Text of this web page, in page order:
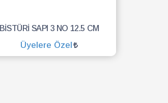
BİSTÜRİ SAPI 3 NO 12.5 CM
Üyelere Özel